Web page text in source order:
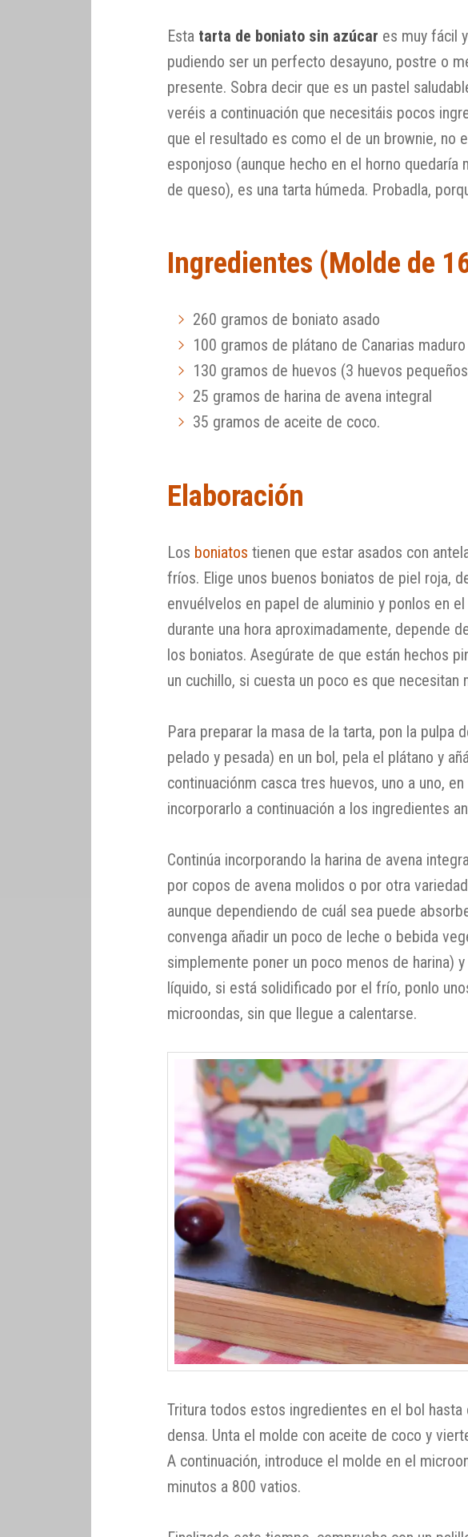
Esta tarta de boniato sin azúcar es muy fácil
pudiendo ser un perfecto desayuno, postre o
presente. Sobra decir que es un pastel
veréis a continuación que necesitáis pocos
que el resultado es como el de un brownie, no
esponjoso (aunque hecho en el horno quedaría
de queso), es una tarta húmeda. Probadla,
Ingredientes (Molde de
260 gramos de boniato asado
100 gramos de plátano de Canarias
130 gramos de huevos (3 huevos
25 gramos de harina de avena integral
35 gramos de aceite de coco.
Elaboración
Los boniatos tienen que estar asados con
fríos. Elige unos buenos boniatos de piel roja,
envuélvelos en papel de aluminio y ponlos en
durante una hora aproximadamente, depende
los boniatos. Asegúrate de que están hechos
un cuchillo, si cuesta un poco es que necesitan
Para preparar la masa de la tarta, pon la pulpa
pelado y pesada) en un bol, pela el plátano y
continuaciónm casca tres huevos, uno a uno,
incorporarlo a continuación a los ingredientes
Continúa incorporando la harina de avena
por copos de avena molidos o por otra
aunque dependiendo de cuál sea puede
convenga añadir un poco de leche o bebida
simplemente poner un poco menos de harina)
líquido, si está solidificado por el frío, ponlo
microondas, sin que llegue a calentarse.
Tritura todos estos ingredientes en el bol hasta
densa. Unta el molde con aceite de coco y
A continuación, introduce el molde en el
minutos a 800 vatios.